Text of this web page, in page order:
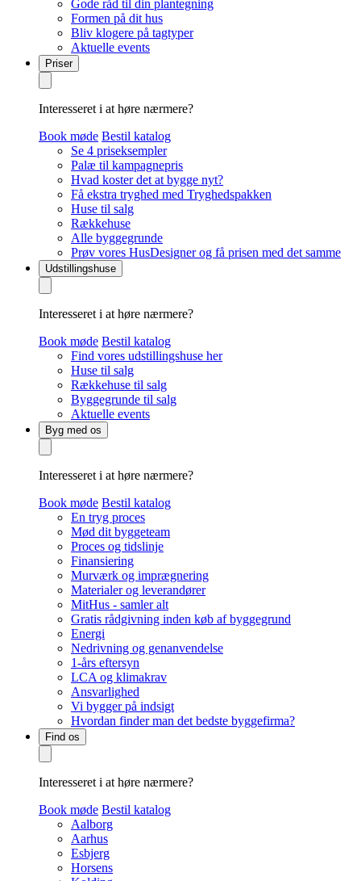
Gode råd til din plantegning
Formen på dit hus
Bliv klogere på tagtyper
Aktuelle events
Priser
Interesseret i at høre nærmere?
Book møde Bestil katalog
Se 4 priseksempler
Palæ til kampagnepris
Hvad koster det at bygge nyt?
Få ekstra tryghed med Tryghedspakken
Huse til salg
Rækkehuse
Alle byggegrunde
Prøv vores HusDesigner og få prisen med det samme
Udstillingshuse
Interesseret i at høre nærmere?
Book møde Bestil katalog
Find vores udstillingshuse her
Huse til salg
Rækkehuse til salg
Byggegrunde til salg
Aktuelle events
Byg med os
Interesseret i at høre nærmere?
Book møde Bestil katalog
En tryg proces
Mød dit byggeteam
Proces og tidslinje
Finansiering
Murværk og imprægnering
Materialer og leverandører
MitHus - samler alt
Gratis rådgivning inden køb af byggegrund
Energi
Nedrivning og genanvendelse
1-års eftersyn
LCA og klimakrav
Ansvarlighed
Vi bygger på indsigt
Hvordan finder man det bedste byggefirma?
Find os
Interesseret i at høre nærmere?
Book møde Bestil katalog
Aalborg
Aarhus
Esbjerg
Horsens